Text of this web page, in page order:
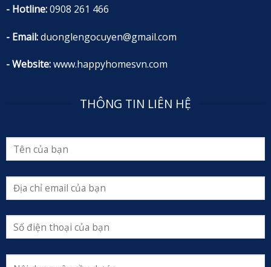
- Hotline:0908 261 466
- Email:duonglengocuyen@gmail.com
- Website:www.happyhomesvn.com
THÔNG TIN LIÊN HỆ